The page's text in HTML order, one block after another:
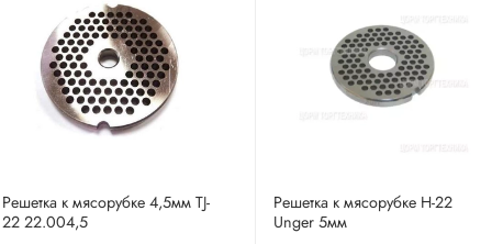
Решетка к мясорубке 4,5мм TJ-
22 22.004,5
Решетка к мясорубке Н-22
Unger 5мм